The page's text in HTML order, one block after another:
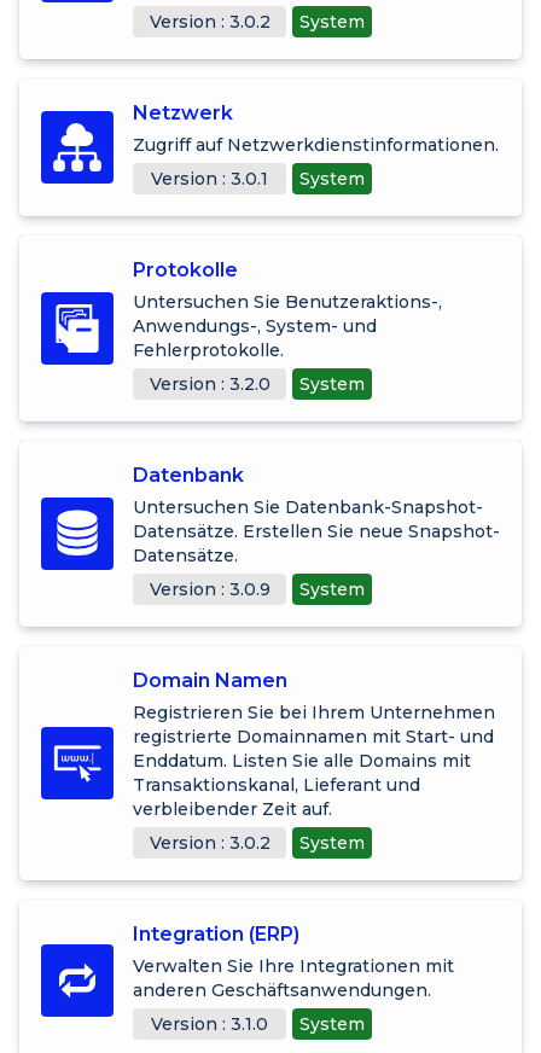
Version : 3.0.2
System
Netzwerk
Zugriff auf Netzwerkdienstinformationen.
Version : 3.0.1
System
Protokolle
Untersuchen Sie Benutzeraktions-,
Anwendungs-, System- und
Fehlerprotokolle.
Version : 3.2.0
System
Datenbank
Untersuchen Sie Datenbank-Snapshot-
Datensätze. Erstellen Sie neue Snapshot-
Datensätze.
Version : 3.0.9
System
Domain Namen
Registrieren Sie bei Ihrem Unternehmen
registrierte Domainnamen mit Start- und
Enddatum. Listen Sie alle Domains mit
Transaktionskanal, Lieferant und
verbleibender Zeit auf.
Version : 3.0.2
System
Integration (ERP)
Verwalten Sie Ihre Integrationen mit
anderen Geschäftsanwendungen.
Version : 3.1.0
System